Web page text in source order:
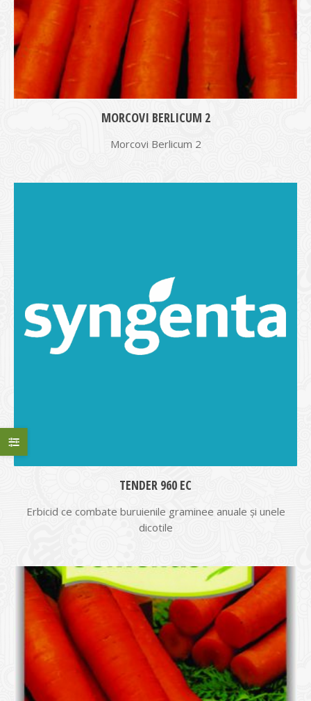
MORCOVI BERLICUM 2
Morcovi Berlicum 2
TENDER 960 EC
Erbicid ce combate buruienile graminee anuale şi unele
dicotile